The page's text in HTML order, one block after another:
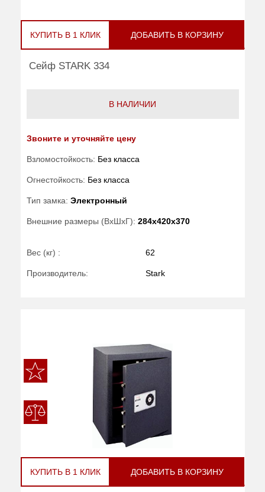
КУПИТЬ В 1 КЛИК ДОБАВИТЬ В КОРЗИНУ
Сейф STARK 334
В НАЛИЧИИ
Звоните и уточняйте цену
Взломостойкость: Без класса
Огнестойкость: Без класса
Тип замка: Электронный
Внешние размеры (ВхШхГ): 284x420x370
Вес (кг) : 62
Производитель: Stark
КУПИТЬ В 1 КЛИК ДОБАВИТЬ В КОРЗИНУ